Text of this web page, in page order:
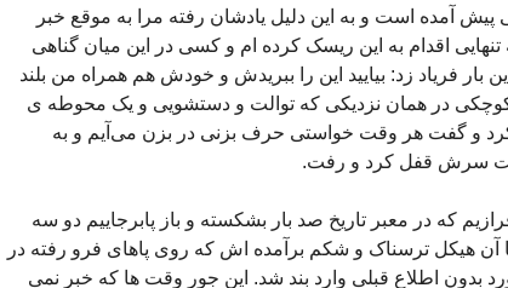
آمده است و به این دلیل یادشان رفته مرا به موقع خبر
تنهایی اقدام به این ریسک کرده ام و کسی در این میان گناهی
بار فریاد زد: بیایید این را ببریدش و خودش هم همراه من بلند
کوچکی در همان نزدیکی که توالت و دستشویی و یک محوطه ی
کرد و گفت هر وقت خواستی حرف بزنی در بزن می‌آیم و به
سرش قفل کرد و رفت.
که در معبر تاریخ صد بار بشکسته و باز پابرجاییم دو سه
هیکل ترسناک و شکم برآمده اش که روی پاهای فرو رفته در
بدون اطلاع قبلی وارد بند شد. این جور وقت ها که خبر نمی